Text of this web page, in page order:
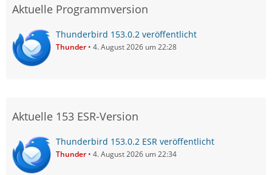
Aktuelle Programmversion
Thunderbird 153.0.2 veröffentlicht
Thunder 4. August 2026 um 22:28
Aktuelle 153 ESR-Version
Thunderbird 153.0.2 ESR veröffentlicht
Thunder 4. August 2026 um 22:34